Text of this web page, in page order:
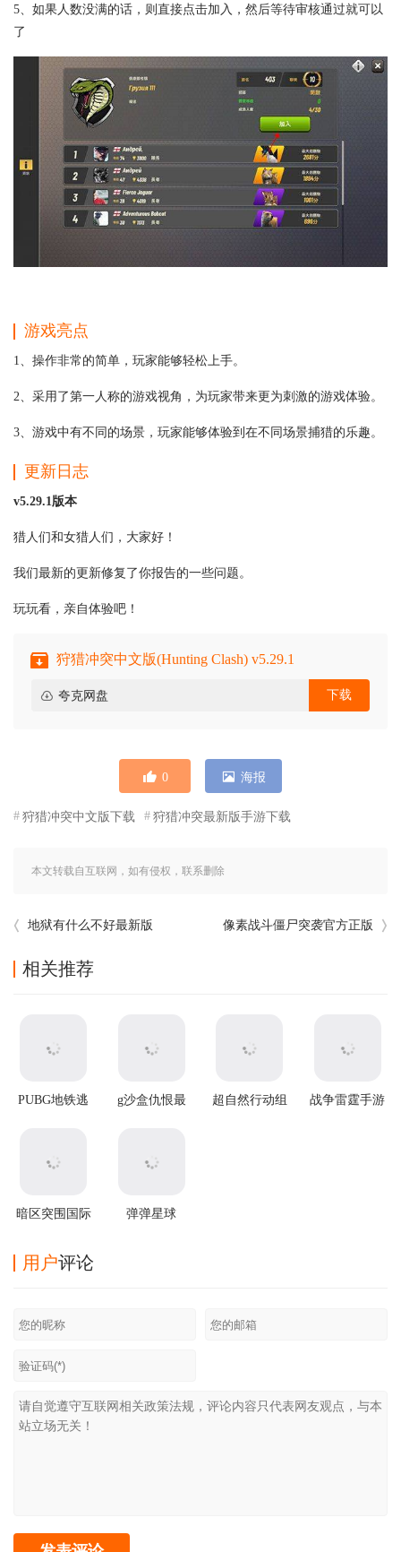
5、如果人数没满的话，则直接点击加入，然后等待审核通过就可以
了
游戏亮点
1、操作非常的简单，玩家能够轻松上手。
2、采用了第一人称的游戏视角，为玩家带来更为刺激的游戏体验。
3、游戏中有不同的场景，玩家能够体验到在不同场景捕猎的乐趣。
更新日志
v5.29.1版本
猎人们和女猎人们，大家好！
我们最新的更新修复了你报告的一些问题。
玩玩看，亲自体验吧！
狩猎冲突中文版(Hunting Clash) v5.29.1
夸克网盘 下载
0 海报
狩猎冲突中文版下载 狩猎冲突最新版手游下载
本文转载自互联网，如有侵权，联系删除
地狱有什么不好最新版 像素战斗僵尸突袭官方正版
相关推荐
PUBG地铁逃
g沙盒仇恨最
超自然行动组
战争雷霆手游
暗区突围国际
弹弹星球
用户评论